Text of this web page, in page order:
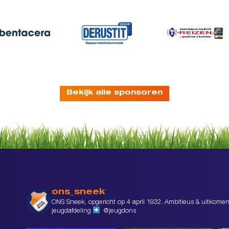
Bekijk alle sponsoren
ons_sneek
ONS Sneek, opgericht op 4 april 1932. Ambitieus &
jeugdafdeling
@jeugdons